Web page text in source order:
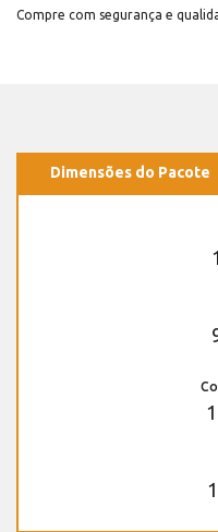
Compre com segurança e
Dimensões do Pacote